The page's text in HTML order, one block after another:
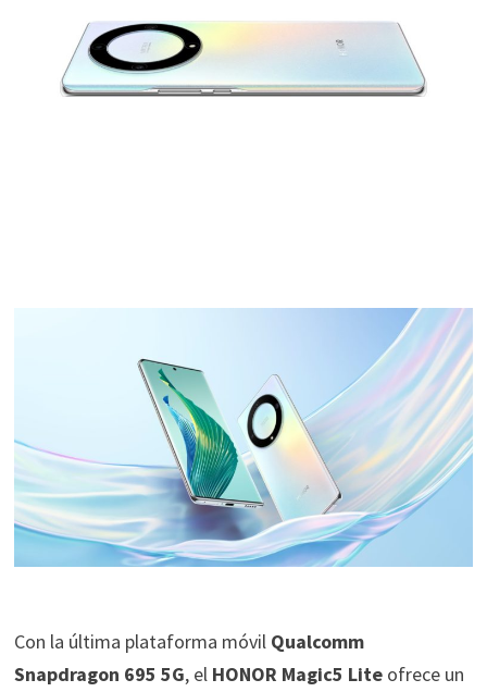
Con la última plataforma móvil Qualcomm
Snapdragon 695 5G, el HONOR Magic5 Lite ofrece un